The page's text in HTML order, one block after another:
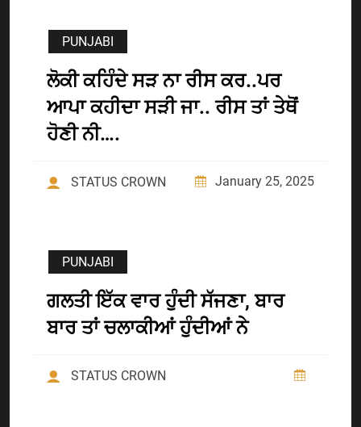
PUNJABI
ਲੋਕੀ ਕਹਿੰਦੇ ਸੜ ਨਾ ਰੀਸ ਕਰ..ਪਰ
ਆਪਾ ਕਹੀਦਾ ਸੜੀ ਜਾ.. ਰੀਸ ਤਾਂ ਤੇਥੋਂ
ਹੋਣੀ ਨੀ….
STATUS CROWN January 25, 2025
PUNJABI
ਗਲਤੀ ਇੱਕ ਵਾਰ ਹੁੰਦੀ ਸੱਜਣਾ, ਬਾਰ
ਬਾਰ ਤਾਂ ਚਲਾਕੀਆਂ ਹੁੰਦੀਆਂ ਨੇ
STATUS CROWN